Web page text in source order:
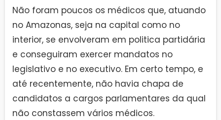
Não foram poucos os médicos que, atuando
no Amazonas, seja na capital como no
interior, se envolveram em politica partidária
e conseguiram exercer mandatos no
legislativo e no executivo. Em certo tempo, e
até recentemente, não havia chapa de
candidatos a cargos parlamentares da qual
não constassem vários médicos.